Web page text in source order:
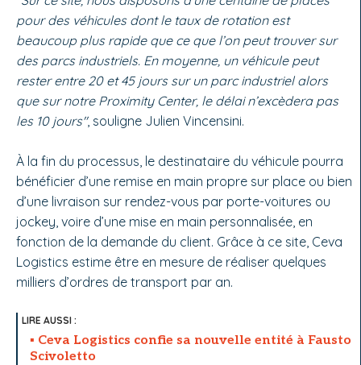
pour des véhicules dont le taux de rotation est
beaucoup plus rapide que ce que l’on peut trouver sur
des parcs industriels. En moyenne, un véhicule peut
rester entre 20 et 45 jours sur un parc industriel alors
que sur notre Proximity Center, le délai n’excèdera pas
les 10 jours", souligne Julien Vincensini.
À la fin du processus, le destinataire du véhicule pourra
bénéficier d’une remise en main propre sur place ou bien
d’une livraison sur rendez-vous par porte-voitures ou
jockey, voire d’une mise en main personnalisée, en
fonction de la demande du client. Grâce à ce site, Ceva
Logistics estime être en mesure de réaliser quelques
milliers d’ordres de transport par an.
Ceva Logistics confie sa nouvelle entité à Fausto
Scivoletto